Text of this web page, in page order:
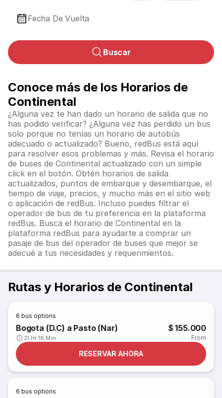
Fecha De Vuelta
Buscar
Conoce más de los Horarios de
Continental
¿Alguna vez te han dado un horario de salida que no
has podido verificar? ¿Alguna vez has perdido un bus
solo porque no tenías un horario de autobús
adecuado o actualizado? Bueno, redBus está aquí
para resolver esos problemas y más. Revisa el horario
de buses de Continental actualizado con un simple
click en el botón. Obtén horarios de salida
actualizados, puntos de embarque y desembarque, el
tiempo de viaje, precios, y mucho más en el sitio web
o aplicación de redBus. Incluso puedes filtrar el
operador de bus de tu preferencia en la plataforma
redBus. Busca el horario de Continental en la
plataforma redBus para ayudarte a comprar un
pasaje de bus del operador de buses que mejor se
adecué a tus necesidades y requerimientos.
Rutas y Horarios de Continental
6 bus options
Bogota (D.C) a Pasto (Nar)
21 Hr 18 Min
$ 155.000
From
RESERVAR AHORA
6 bus options